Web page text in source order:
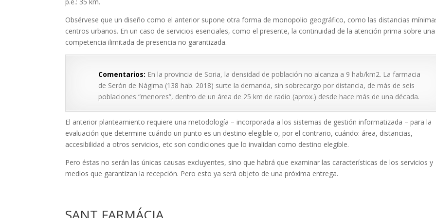
Obsérvese que un diseño como el anterior supone otra forma de monopolio geográfico, como las distancias
centros urbanos. En un caso de servicios esenciales, como el presente, la continuidad de la atención prima sobre una
competencia ilimitada de presencia no garantizada.
Comentarios: En la provincia de Soria, la densidad de población no alcanza a 9 hab/km2. La farmacia
de Serón de Nágima (138 hab. 2018) surte la demanda, sin sobrecargo por distancia, de más de seis
poblaciones “menores”, dentro de un área de 25 km de radio (aprox.) desde hace más de una década.
El anterior planteamiento requiere una metodología – incorporada a los sistemas de gestión informatizada – para la
evaluación que determine cuándo un punto es un destino elegible o, por el contrario, cuándo: área, distancias,
accesibilidad a otros servicios, etc son condiciones que lo invalidan como destino elegible.
Pero éstas no serán las únicas causas excluyentes, sino que habrá que examinar las características de los servicios y
medios que garantizan la recepción. Pero esto ya será objeto de una próxima entrega.